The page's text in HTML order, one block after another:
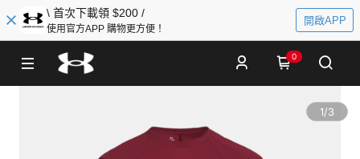
\ 首次下載領 $200 /
使用官方APP 購物更方便！
開啟APP
0
1/3